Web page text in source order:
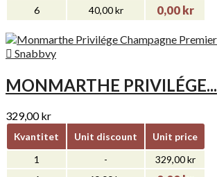
6
40,00 kr 0,00 kr
 Snabbvy
MONMARTHE PRIVILÉGE...
329,00 kr
Kvantitet Unit discount
Unit price
1
-
329,00 kr